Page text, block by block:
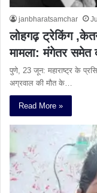
janbharatsamchar
लोहगढ़ ट्रेकिंग
मामला: मंगेतर समेत
पुणे, 23 जून: महाराष्ट्र के
अग्रवाल की मौत के…
Read More »